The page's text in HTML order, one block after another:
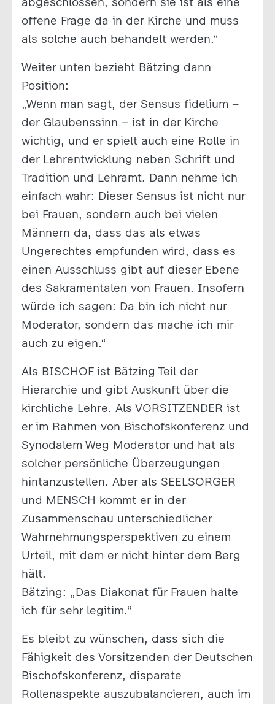
offene Frage da in der Kirche und muss
als solche auch behandelt werden.“
Weiter unten bezieht Bätzing dann
Position:
„Wenn man sagt, der Sensus fidelium –
der Glaubenssinn – ist in der Kirche
wichtig, und er spielt auch eine Rolle in
der Lehrentwicklung neben Schrift und
Tradition und Lehramt. Dann nehme ich
einfach wahr: Dieser Sensus ist nicht nur
bei Frauen, sondern auch bei vielen
Männern da, dass das als etwas
Ungerechtes empfunden wird, dass es
einen Ausschluss gibt auf dieser Ebene
des Sakramentalen von Frauen. Insofern
würde ich sagen: Da bin ich nicht nur
Moderator, sondern das mache ich mir
auch zu eigen.“
Als BISCHOF ist Bätzing Teil der
Hierarchie und gibt Auskunft über die
kirchliche Lehre. Als VORSITZENDER ist
er im Rahmen von Bischofskonferenz und
Synodalem Weg Moderator und hat als
solcher persönliche Überzeugungen
hintanzustellen. Aber als SEELSORGER
und MENSCH kommt er in der
Zusammenschau unterschiedlicher
Wahrnehmungsperspektiven zu einem
Urteil, mit dem er nicht hinter dem Berg
hält.
Bätzing: „Das Diakonat für Frauen halte
ich für sehr legitim.“
Es bleibt zu wünschen, dass sich die
Fähigkeit des Vorsitzenden der Deutschen
Bischofskonferenz, disparate
Rollenaspekte auszubalancieren, auch im